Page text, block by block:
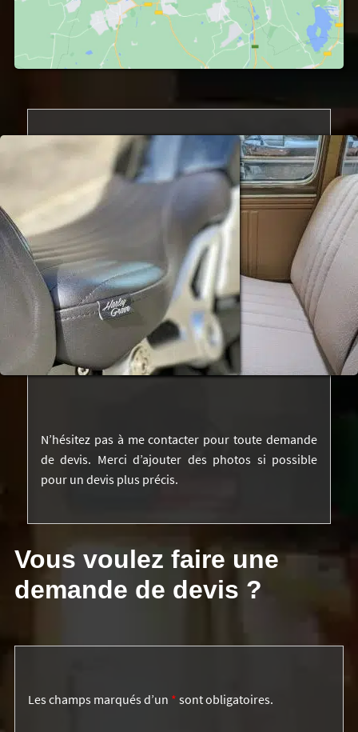
N’hésitez pas à me contacter pour toute demande
de devis. Merci d’ajouter des photos si possible
pour un devis plus précis.
Vous voulez faire une
demande de devis ?
Les champs marqués d’un * sont obligatoires.